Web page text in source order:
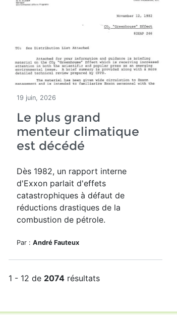
19 juin, 2026
Le plus grand
menteur climatique
est décédé
Dès 1982, un rapport interne
d'Exxon parlait d'effets
catastrophiques à défaut de
réductions drastiques de la
combustion de pétrole.
Par : André Fauteux
1 - 12 de 2074 résultats